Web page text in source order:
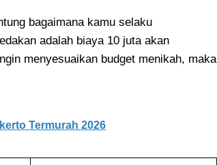
bagaimana kamu selaku
adalah biaya 10 juta akan
menyesuaikan budget menikah, maka
Termurah 2026